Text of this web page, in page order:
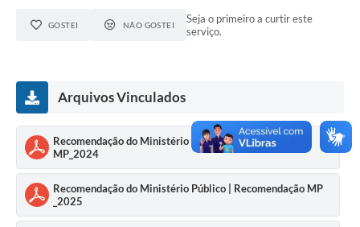
GOSTEI NÃO GOSTEI
Seja o primeiro a curtir este
serviço.
Arquivos Vinculados
Recomendação do Ministério Público | Recomendação
MP_2024
Recomendação do Ministério Público | Recomendação MP
_2025